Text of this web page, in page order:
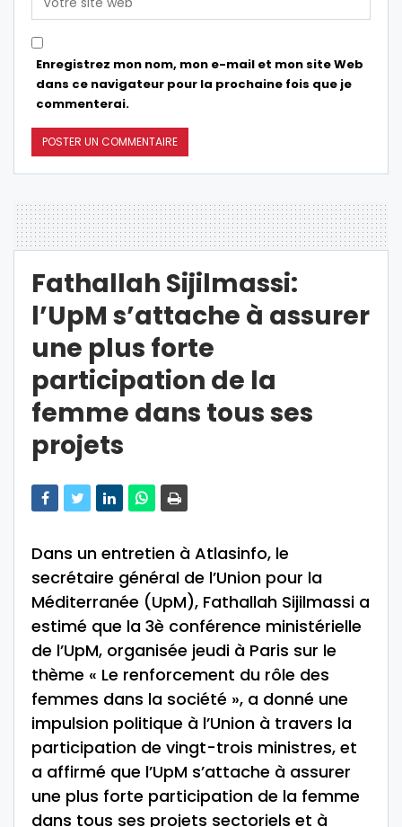
Enregistrez mon nom, mon e-mail et mon site Web
dans ce navigateur pour la prochaine fois que je
commenterai.
Fathallah Sijilmassi:
l’UpM s’attache à assurer
une plus forte
participation de la
femme dans tous ses
projets
Dans un entretien à Atlasinfo, le
secrétaire général de l’Union pour la
Méditerranée (UpM), Fathallah Sijilmassi a
estimé que la 3è conférence ministérielle
de l’UpM, organisée jeudi à Paris sur le
thème « Le renforcement du rôle des
femmes dans la société », a donné une
impulsion politique à l’Union à travers la
participation de vingt-trois ministres, et
a affirmé que l’UpM s’attache à assurer
une plus forte participation de la femme
dans tous ses projets sectoriels et à